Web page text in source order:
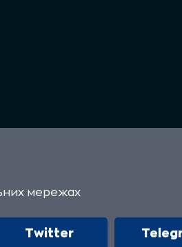
мережах
Twitter